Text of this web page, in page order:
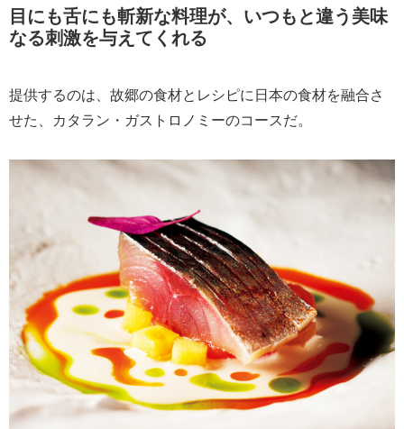
目にも舌にも斬新な料理が、いつもと違う美味
なる刺激を与えてくれる
提供するのは、故郷の食材とレシピに日本の食材を融合さ
せた、カタラン・ガストロノミーのコースだ。